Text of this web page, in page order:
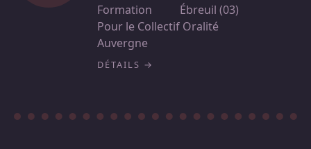
Formation
Ébreuil (03)
Pour le Collectif Oralité
Auvergne
DÉTAILS